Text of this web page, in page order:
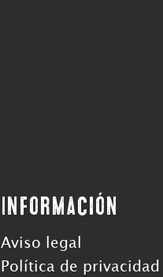
Información
Aviso legal
Política de privacidad